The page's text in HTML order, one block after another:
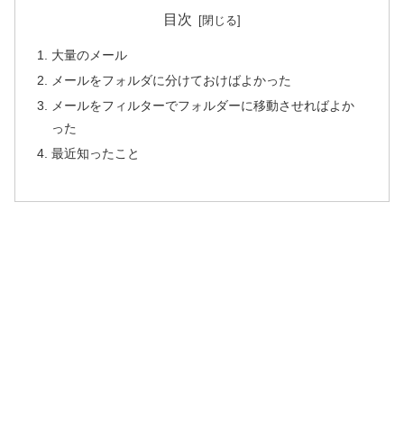
目次
大量のメール
メールをフォルダに分けておけばよかった
メールをフィルターでフォルダーに移動させればよか
った
最近知ったこと